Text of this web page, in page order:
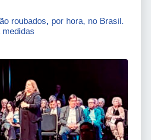
roubados, por hora, no Brasil.
medidas